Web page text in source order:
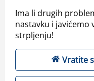
Ima li drugih
nastavku i javićemo
strpljenju!
Vratite